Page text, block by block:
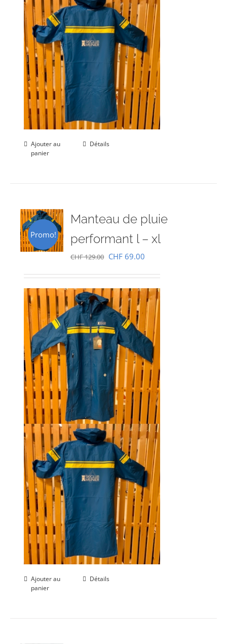
Ajouter au
panier
Détails
Promo!
Manteau de pluie
performant l – xl
CHF129.00 Le
initial
était :
CHF 129.00.
CHF 69.00
actuel
est :
CHF 69.00.
Ajouter au
panier
Détails